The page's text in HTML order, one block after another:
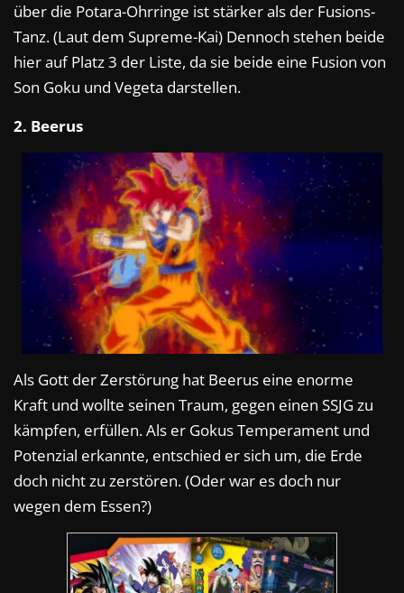
über die Potara-Ohrringe ist stärker als der Fusions-
Tanz. (Laut dem Supreme-Kai) Dennoch stehen beide
hier auf Platz 3 der Liste, da sie beide eine Fusion von
Son Goku und Vegeta darstellen.
2. Beerus
Als Gott der Zerstörung hat Beerus eine enorme
Kraft und wollte seinen Traum, gegen einen SSJG zu
kämpfen, erfüllen. Als er Gokus Temperament und
Potenzial erkannte, entschied er sich um, die Erde
doch nicht zu zerstören. (Oder war es doch nur
wegen dem Essen?)